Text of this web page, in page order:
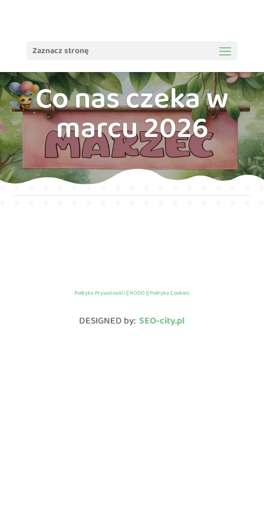
Zaznacz stronę
Co nas czeka w
marcu 2026
Polityka Prywatnośći || RODO || Polityka Cookies
DESIGNED by:SEO-city.pl